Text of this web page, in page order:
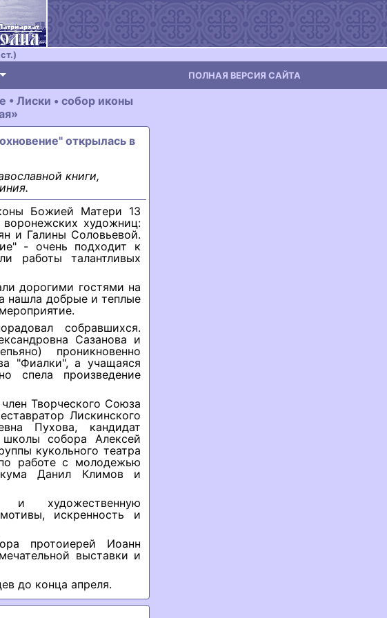
ПОЛНАЯ ВЕРСИЯ САЙТА
Лиски • собор иконы
открылась в
книги,
Божией Матери 13
художниц:
и Галины Соловьевой.
- очень подходит к
работы талантливых
дорогими гостями на
нашла добрые и теплые
собравшихся.
Сазанова и
проникновенно
"Фиалки", а учащаяся
спела произведение
Творческого Союза
Лискинского
Пухова, кандидат
школы собора Алексей
кукольного театра
работе с молодежью
Данил Климов и
и художественную
искренность и
протоиерей Иоанн
выставки и
до конца апреля.